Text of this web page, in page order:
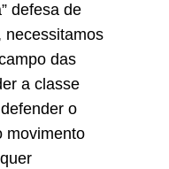
defesa de
necessitamos
das
a classe
o
movimento